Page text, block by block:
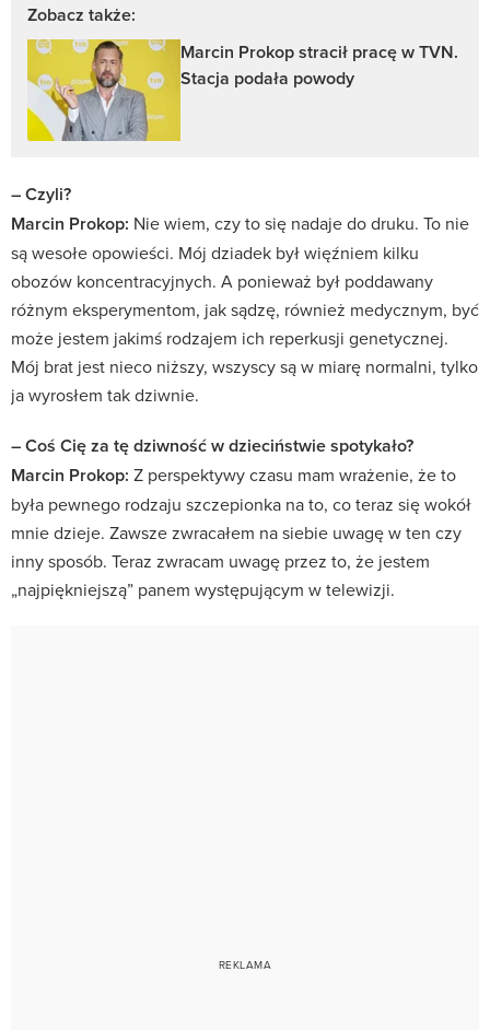
Zobacz także:
Marcin Prokop stracił pracę w TVN.
Stacja podała powody
– Czyli?
Marcin Prokop: Nie wiem, czy to się nadaje do druku. To nie
są wesołe opowieści. Mój dziadek był więźniem kilku
obozów koncentracyjnych. A ponieważ był poddawany
różnym eksperymentom, jak sądzę, również medycznym, być
może jestem jakimś rodzajem ich reperkusji genetycznej.
Mój brat jest nieco niższy, wszyscy są w miarę normalni, tylko
ja wyrosłem tak dziwnie.
– Coś Cię za tę dziwność w dzieciństwie spotykało?
Marcin Prokop: Z perspektywy czasu mam wrażenie, że to
była pewnego rodzaju szczepionka na to, co teraz się wokół
mnie dzieje. Zawsze zwracałem na siebie uwagę w ten czy
inny sposób. Teraz zwracam uwagę przez to, że jestem
„najpiękniejszą” panem występującym w telewizji.